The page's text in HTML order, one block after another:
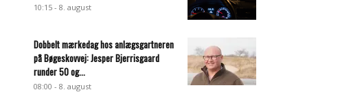
10:15 - 8. august
Dobbelt mærkedag hos anlægsgartneren
på Bøgeskovvej: Jesper Bjerrisgaard
runder 50 og...
08:00 - 8. august